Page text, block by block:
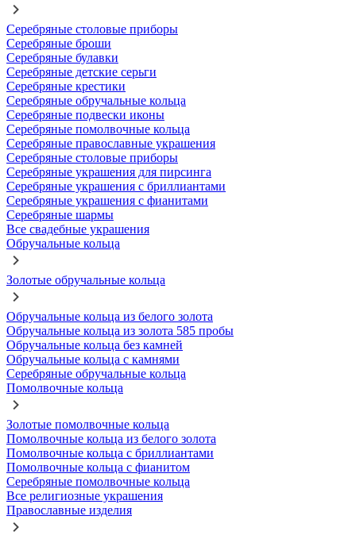
Серебряные столовые приборы
Серебряные броши
Серебряные булавки
Серебряные детские серьги
Серебряные крестики
Серебряные обручальные кольца
Серебряные подвески иконы
Серебряные помолвочные кольца
Серебряные православные украшения
Серебряные столовые приборы
Серебряные украшения для пирсинга
Серебряные украшения с бриллиантами
Серебряные украшения с фианитами
Серебряные шармы
Все свадебные украшения
Обручальные кольца
Золотые обручальные кольца
Обручальные кольца из белого золота
Обручальные кольца из золота 585 пробы
Обручальные кольца без камней
Обручальные кольца с камнями
Серебряные обручальные кольца
Помолвочные кольца
Золотые помолвочные кольца
Помолвочные кольца из белого золота
Помолвочные кольца с бриллиантами
Помолвочные кольца с фианитом
Серебряные помолвочные кольца
Все религиозные украшения
Православные изделия